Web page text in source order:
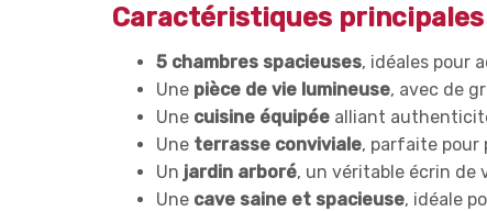
Caractéristiques principales
5 chambres spacieuses, idéales pour
Une pièce de vie lumineuse, avec de
Une cuisine équipée alliant
Une terrasse conviviale, parfaite pour
Un jardin arboré, un véritable écrin de
Une cave saine et spacieuse, idéale